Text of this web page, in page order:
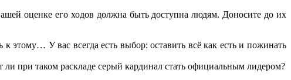
оценке его ходов должна быть доступна людям. Доносите до их
этому… У вас всегда есть выбор: оставить всё как есть и пожинать
при таком раскладе серый кардинал стать официальным лидером?